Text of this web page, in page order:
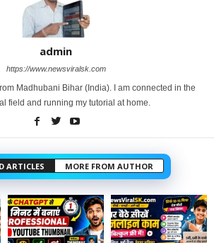
admin
https://www.newsviralsk.com
Madhubani Bihar (India). I am connected in the
field and running my tutorial at home.
ARTICLES MORE FROM AUTHOR